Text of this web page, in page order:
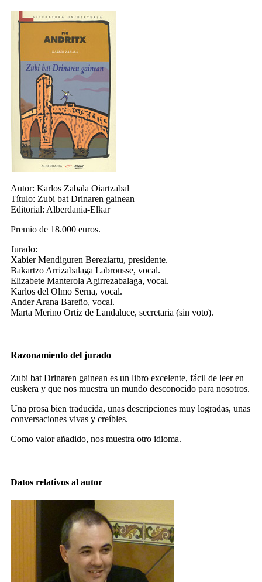
Autor: Karlos Zabala Oiartzabal
Título: Zubi bat Drinaren gainean
Editorial: Alberdania-Elkar
Premio de 18.000 euros.
Jurado:
Xabier Mendiguren Bereziartu, presidente.
Bakartzo Arrizabalaga Labrousse, vocal.
Elizabete Manterola Agirrezabalaga, vocal.
Karlos del Olmo Serna, vocal.
Ander Arana Bareño, vocal.
Marta Merino Ortiz de Landaluce, secretaria (sin voto).
Razonamiento del jurado
Zubi bat Drinaren gainean es un libro excelente, fácil de leer en
euskera y que nos muestra un mundo desconocido para nosotros.
Una prosa bien traducida, unas descripciones muy logradas, unas
conversaciones vivas y creíbles.
Como valor añadido, nos muestra otro idioma.
Datos relativos al autor